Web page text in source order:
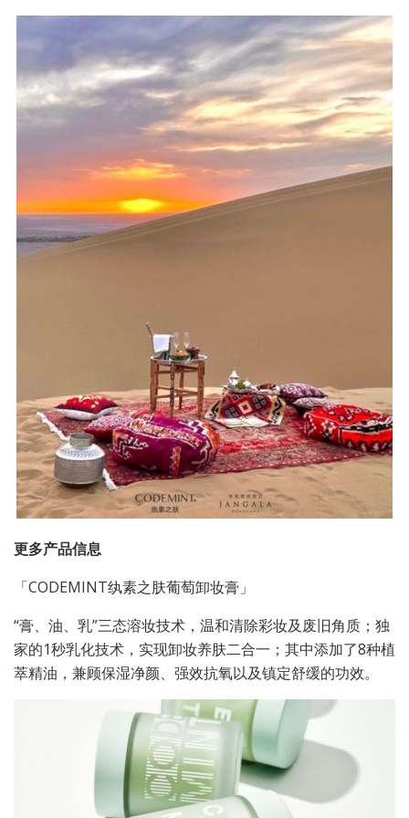
更多产品信息
「CODEMINT纨素之肤葡萄卸妆膏」
“膏、油、乳”三态溶妆技术，温和清除彩妆及废旧角质；独
家的1秒乳化技术，实现卸妆养肤二合一；其中添加了8种植
萃精油，兼顾保湿净颜、强效抗氧以及镇定舒缓的功效。